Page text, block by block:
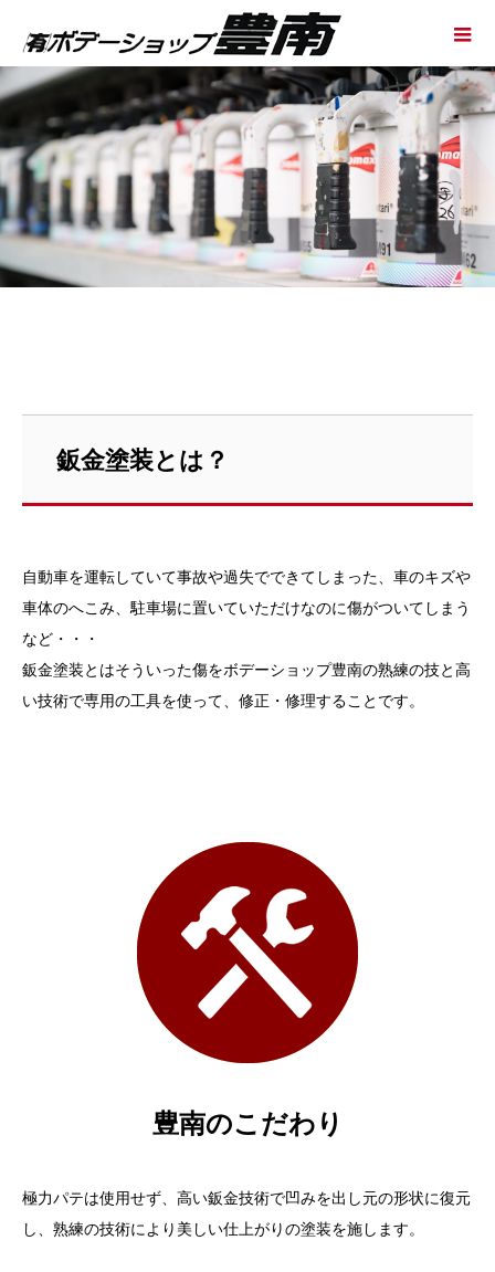
鈑金塗装とは？
自動車を運転していて事故や過失でできてしまった、車のキズや
車体のへこみ、駐車場に置いていただけなのに傷がついてしまう
など・・・
鈑金塗装とはそういった傷をボデーショップ豊南の熟練の技と高
い技術で専用の工具を使って、修正・修理することです。
豊南のこだわり
極力パテは使用せず、高い鈑金技術で凹みを出し元の形状に復元
し、熟練の技術により美しい仕上がりの塗装を施します。